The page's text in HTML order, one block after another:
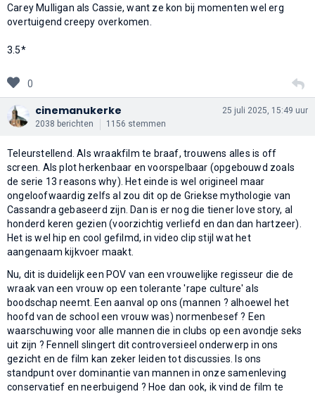
Carey Mulligan als Cassie, want ze kon bij momenten wel erg
overtuigend creepy overkomen.
3.5*
0
cinemanukerke
2038 berichten 1156 stemmen
25 juli 2025, 15:49 uur
Teleurstellend. Als wraakfilm te braaf, trouwens alles is off
screen. Als plot herkenbaar en voorspelbaar (opgebouwd zoals
de serie 13 reasons why). Het einde is wel origineel maar
ongeloofwaardig zelfs al zou dit op de Griekse mythologie van
Cassandra gebaseerd zijn. Dan is er nog die tiener love story, al
honderd keren gezien (voorzichtig verliefd en dan dan hartzeer).
Het is wel hip en cool gefilmd, in video clip stijl wat het
aangenaam kijkvoer maakt.
Nu, dit is duidelijk een POV van een vrouwelijke regisseur die de
wraak van een vrouw op een tolerante 'rape culture' als
boodschap neemt. Een aanval op ons (mannen ? alhoewel het
hoofd van de school een vrouw was) normenbesef ? Een
waarschuwing voor alle mannen die in clubs op een avondje seks
uit zijn ? Fennell slingert dit controversieel onderwerp in ons
gezicht en de film kan zeker leiden tot discussies. Is ons
standpunt over dominantie van mannen in onze samenleving
conservatief en neerbuigend ? Hoe dan ook, ik vind de film te